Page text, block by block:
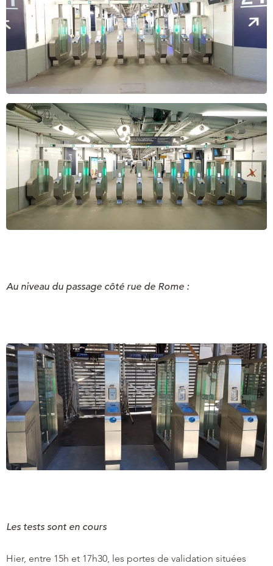
Au niveau du passage côté rue de Rome :
Les tests sont en cours
Hier, entre 15h et 17h30, les portes de validation situées